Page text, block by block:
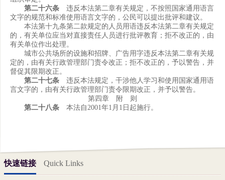
第二十六条 违反本法第二章有关规定，不按照国家通用语言
文字的规范和标准使用语言文字的，公民可以提出批评和建议。
本法第十九条第二款规定的人员用语违反本法第二章有关规定
的，有关单位应当对直接责任人员进行批评教育；拒不改正的，由
有关单位作出处理。
城市公共场所的设施和招牌、广告用字违反本法第二章有关规
定的，由有关行政管理部门责令改正；拒不改正的，予以警告，并
督促其限期改正。
第二十七条 违反本法规定，干涉他人学习和使用国家通用语
言文字的，由有关行政管理部门责令限期改正，并予以警告。
第四章 附 则
第二十八条 本法自2001年1月1日起施行。
快速链接 Quick Links